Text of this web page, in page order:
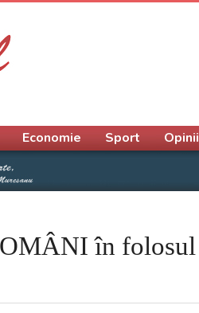
în folosul
Economie Sport Opinii